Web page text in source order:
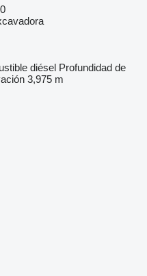
diésel Profundidad de
3,975 m